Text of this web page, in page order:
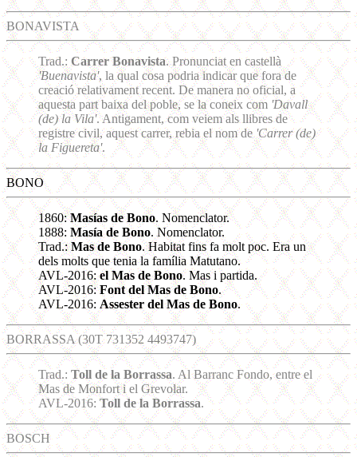
BONAVISTA
Trad.: Carrer Bonavista. Pronunciat en castellà
'Buenavista', la qual cosa podria indicar que fora de
creació relativament recent. De manera no oficial, a
aquesta part baixa del poble, se la coneix com 'Davall
(de) la Vila'. Antigament, com veiem als llibres de
registre civil, aquest carrer, rebia el nom de'Carrer (de)
la Figuereta'.
BONO
1860:Masías de Bono. Nomenclator.
1888: Masía de Bono. Nomenclator.
Trad.:Mas de Bono. Habitat fins fa molt poc. Era un
dels molts que tenia la família Matutano.
AVL-2016:el Mas de Bono. Mas i partida.
AVL-2016:Font del Mas de Bono.
AVL-2016: Assester del Mas de Bono.
BORRASSA (30T 731352 4493747)
Trad.: Toll de la Borrassa. Al Barranc Fondo, entre el
Mas de Monfort i el Grevolar.
AVL-2016:Toll de la Borrassa.
BOSCH